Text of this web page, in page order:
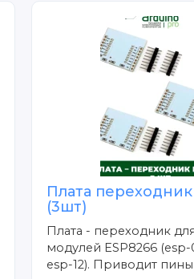
Плата переходник
(3шт)
Плата - переходник
модулей ESP8266
esp-12). Приводит